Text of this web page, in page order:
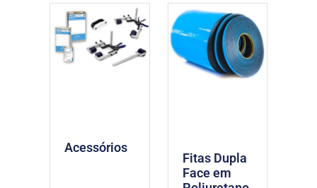
Acessórios
Fitas Dupla
Face em